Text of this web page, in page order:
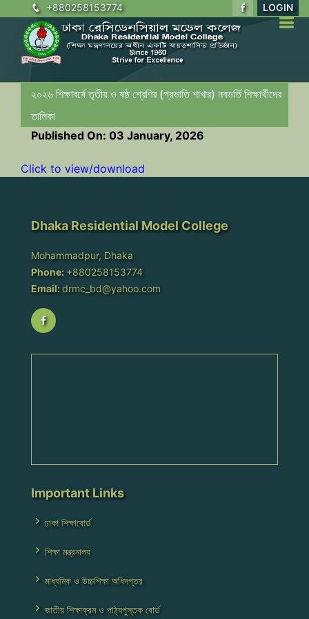
+880258153774 LOGIN
২০২৬ শিক্ষাবর্ষে তৃতীয় ও ষষ্ঠ শ্রেণির (প্রভাতি শাখার) নবভর্তি শিক্ষার্থীদের
তালিকা
Published On: 03 January, 2026
Click to view/download
Dhaka Residential Model College
Mohammadpur, Dhaka
Phone: +880258153774
Email: drmc_bd@yahoo.com
Important Links
ঢাকা শিক্ষাবোর্ড
শিক্ষা মন্ত্রনালয়
মাধ্যমিক ও উচ্চশিক্ষা অধিদপ্তর
জাতীয় শিক্ষাক্রম ও পাঠ্যপুস্তক বোর্ড